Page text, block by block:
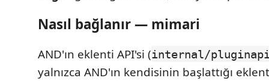
Nasıl bağlanır — mimari
AND'ın eklenti API'si (internal/
yalnızca AND'ın kendisinin başlattığı